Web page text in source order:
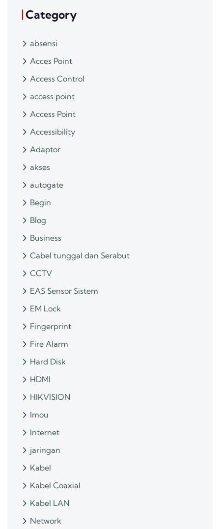
Category
absensi
Acces Point
Access Control
access point
Access Point
Accessibility
Adaptor
akses
autogate
Begin
Blog
Business
Cabel tunggal dan Serabut
CCTV
EAS Sensor Sistem
EM Lock
Fingerprint
Fire Alarm
Hard Disk
HDMI
HIKVISION
Imou
Internet
jaringan
Kabel
Kabel Coaxial
Kabel LAN
Network